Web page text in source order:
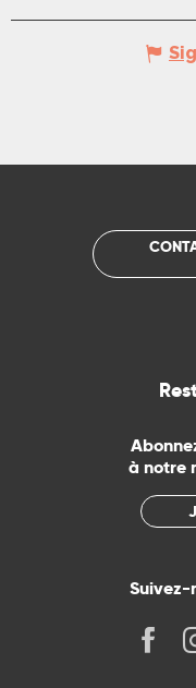
à notre
Suivez-